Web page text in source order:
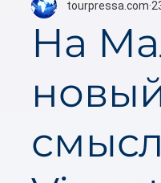
На
tourpressa.com